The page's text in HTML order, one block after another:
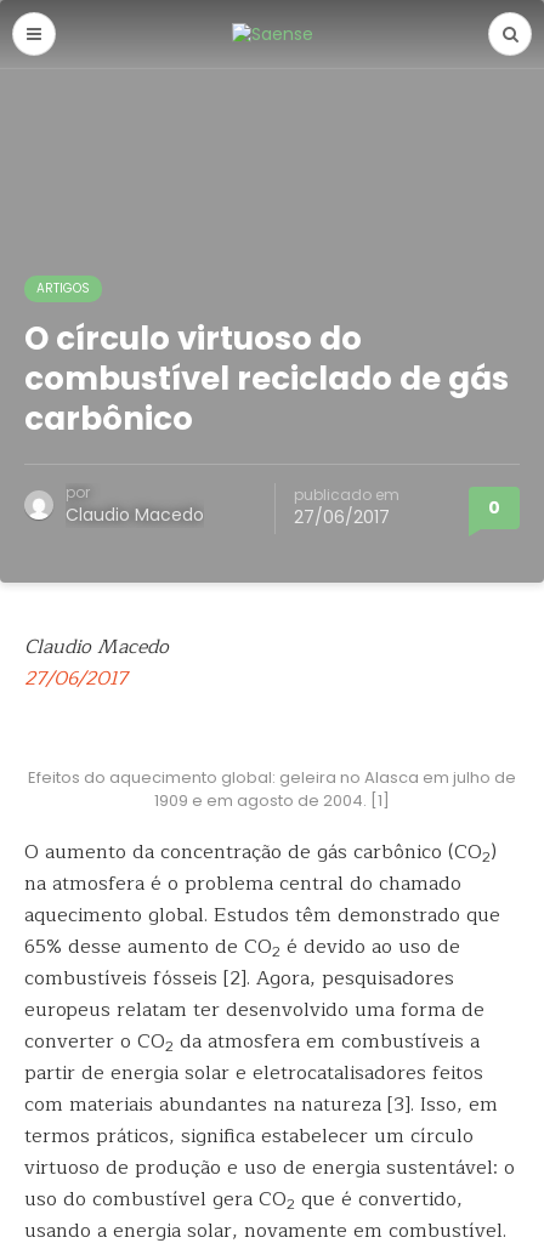
ARTIGOS
O círculo virtuoso do
combustível reciclado de gás
carbônico
por
Claudio Macedo
publicado em
27/06/2017 0
Claudio Macedo
27/06/2017
Efeitos do aquecimento global: geleira no Alasca em julho de
1909 e em agosto de 2004. [1]
O aumento da concentração de gás carbônico (CO2)
na atmosfera é o problema central do chamado
aquecimento global. Estudos têm demonstrado que
65% desse aumento de CO2 é devido ao uso de
combustíveis fósseis [2]. Agora, pesquisadores
europeus relatam ter desenvolvido uma forma de
converter o CO2 da atmosfera em combustíveis a
partir de energia solar e eletrocatalisadores feitos
com materiais abundantes na natureza [3]. Isso, em
termos práticos, significa estabelecer um círculo
virtuoso de produção e uso de energia sustentável: o
uso do combustível gera CO2 que é convertido,
usando a energia solar, novamente em combustível.